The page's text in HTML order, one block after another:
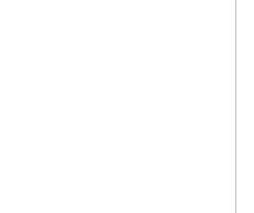
1088 grey
k odeslání